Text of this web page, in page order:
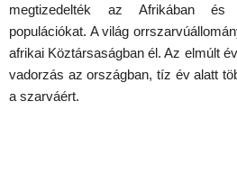
megtizedelték az Afrikában
populációkat. A világ
afrikai Köztársaságban él. Az elmúlt
vadorzás az országban, tíz év alatt
a szarváért.